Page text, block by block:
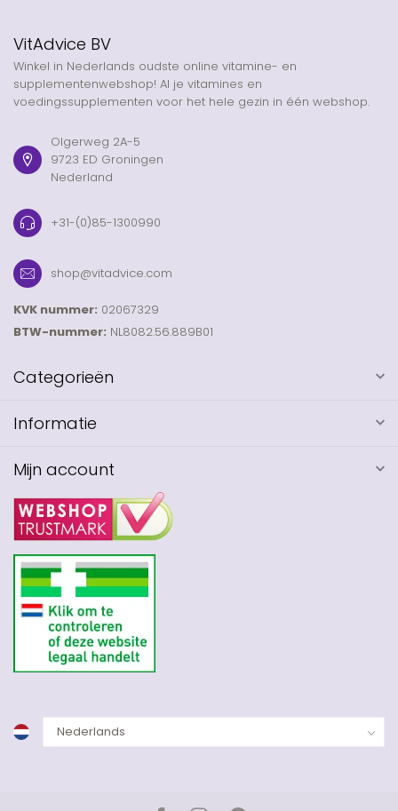
VitAdvice BV
Winkel in Nederlands oudste online vitamine- en
supplementenwebshop! Al je vitamines en
voedingssupplementen voor het hele gezin in één webshop.
Olgerweg 2A-5
9723 ED Groningen
Nederland
+31-(0)85-1300990
shop@vitadvice.com
KVK nummer: 02067329
BTW-nummer: NL8082.56.889B01
Categorieën
Informatie
Mijn account